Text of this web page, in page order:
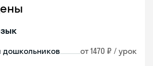
от 1470 ₽ / урок